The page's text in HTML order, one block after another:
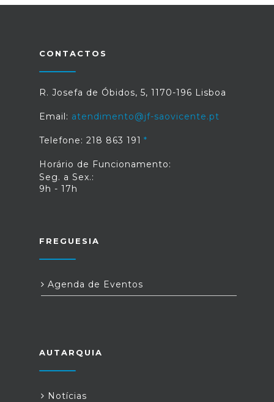
CONTACTOS
R. Josefa de Óbidos, 5, 1170-196 Lisboa
Email: atendimento@jf-saovicente.pt
Telefone: 218 863 191
Horário de Funcionamento:
Seg. a Sex.:
9h - 17h
FREGUESIA
Agenda de Eventos
AUTARQUIA
Notícias